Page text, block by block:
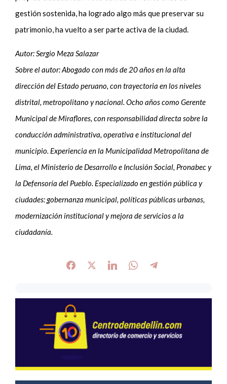
gestión sostenida, ha logrado algo más que preservar su
patrimonio, ha vuelto a ser parte activa de la ciudad.
Autor: Sergio Meza Salazar
Sobre el autor: Abogado con más de 20 años en la alta
dirección del Estado peruano, con trayectoria en los niveles
distrital, metropolitano y nacional. Ocho años como Gerente
Municipal de Miraflores, con responsabilidad directa sobre la
conducción administrativa, operativa e institucional del
municipio. Experiencia en la Municipalidad Metropolitana de
Lima, el Ministerio de Desarrollo e Inclusión Social, Pronabec y
la Defensoría del Pueblo. Especializado en gestión pública y
ciudades: gobernanza municipal, políticas públicas urbanas,
modernización institucional y mejora de servicios a la
ciudadanía.